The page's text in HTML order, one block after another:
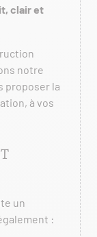
clair et
notre
proposer la
à vos
un
: